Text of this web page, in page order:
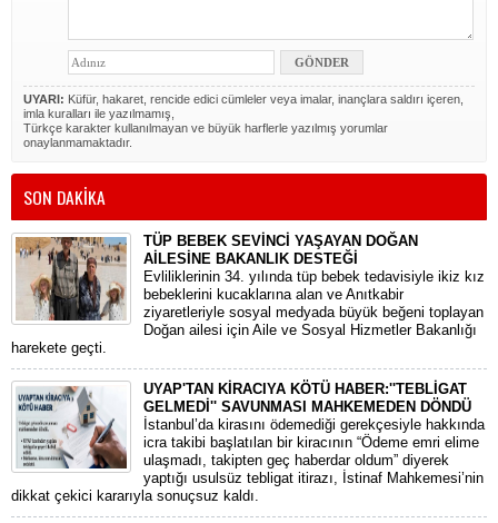
UYARI: Küfür, hakaret, rencide edici cümleler veya imalar, inançlara saldırı içeren,
imla kuralları ile yazılmamış,
Türkçe karakter kullanılmayan ve büyük harflerle yazılmış yorumlar
onaylanmamaktadır.
SON DAKİKA
TÜP BEBEK SEVİNCİ YAŞAYAN DOĞAN
AİLESİNE BAKANLIK DESTEĞİ
​Evliliklerinin 34. yılında tüp bebek tedavisiyle ikiz kız
bebeklerini kucaklarına alan ve Anıtkabir
ziyaretleriyle sosyal medyada büyük beğeni toplayan
Doğan ailesi için Aile ve Sosyal Hizmetler Bakanlığı
harekete geçti.
UYAP'TAN KİRACIYA KÖTÜ HABER:''TEBLİGAT
GELMEDİ'' SAVUNMASI MAHKEMEDEN DÖNDÜ
​İstanbul’da kirasını ödemediği gerekçesiyle hakkında
icra takibi başlatılan bir kiracının “Ödeme emri elime
ulaşmadı, takipten geç haberdar oldum” diyerek
yaptığı usulsüz tebligat itirazı, İstinaf Mahkemesi’nin
dikkat çekici kararıyla sonuçsuz kaldı.